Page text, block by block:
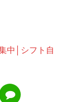
中│シフト自